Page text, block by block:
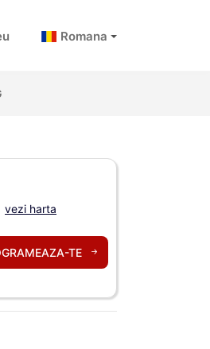
Romana
vezi harta
TE